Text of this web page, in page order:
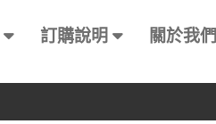
訂購說明 關於我們